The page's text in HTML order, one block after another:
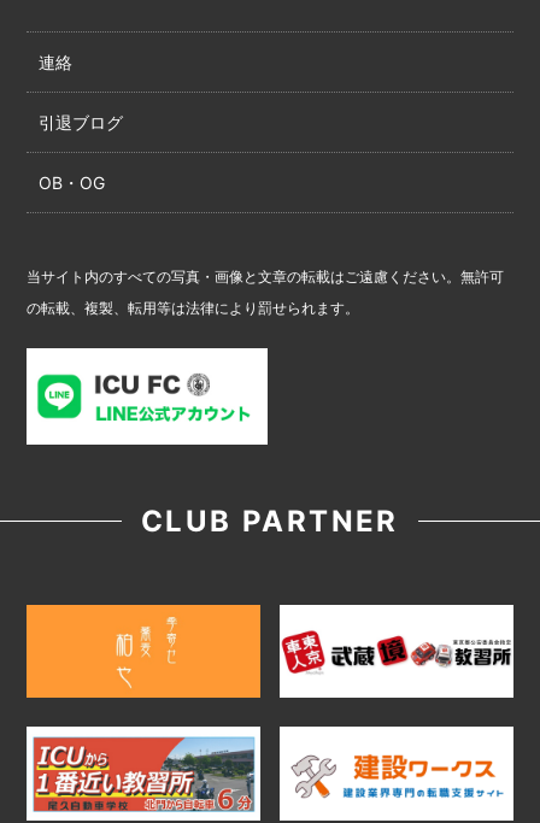
連絡
引退ブログ
OB・OG
当サイト内のすべての写真・画像と文章の転載はご遠慮ください。無許可
の転載、複製、転用等は法律により罰せられます。
CLUB PARTNER